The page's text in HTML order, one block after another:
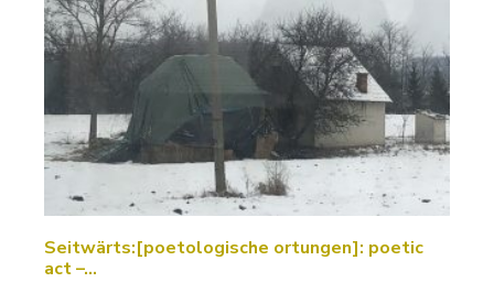
Seitwärts:[poetologische ortungen]: poetic
act –…